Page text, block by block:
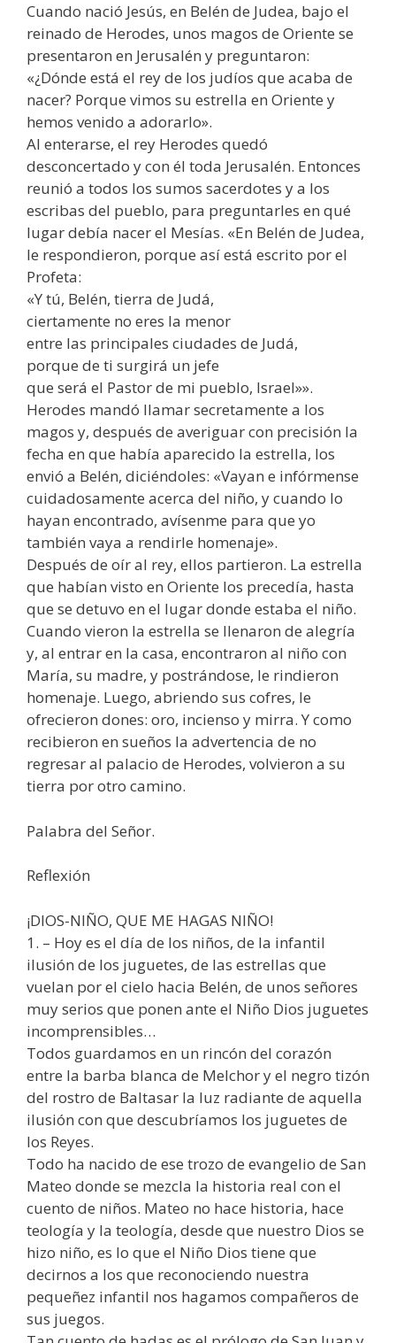
Cuando nació Jesús, en Belén de Judea, bajo el
reinado de Herodes, unos magos de Oriente se
presentaron en Jerusalén y preguntaron:
«¿Dónde está el rey de los judíos que acaba de
nacer? Porque vimos su estrella en Oriente y
hemos venido a adorarlo».
Al enterarse, el rey Herodes quedó
desconcertado y con él toda Jerusalén. Entonces
reunió a todos los sumos sacerdotes y a los
escribas del pueblo, para preguntarles en qué
lugar debía nacer el Mesías. «En Belén de Judea,
le respondieron, porque así está escrito por el
Profeta:
«Y tú, Belén, tierra de Judá,
ciertamente no eres la menor
entre las principales ciudades de Judá,
porque de ti surgirá un jefe
que será el Pastor de mi pueblo, Israel»».
Herodes mandó llamar secretamente a los
magos y, después de averiguar con precisión la
fecha en que había aparecido la estrella, los
envió a Belén, diciéndoles: «Vayan e infórmense
cuidadosamente acerca del niño, y cuando lo
hayan encontrado, avísenme para que yo
también vaya a rendirle homenaje».
Después de oír al rey, ellos partieron. La estrella
que habían visto en Oriente los precedía, hasta
que se detuvo en el lugar donde estaba el niño.
Cuando vieron la estrella se llenaron de alegría
y, al entrar en la casa, encontraron al niño con
María, su madre, y postrándose, le rindieron
homenaje. Luego, abriendo sus cofres, le
ofrecieron dones: oro, incienso y mirra. Y como
recibieron en sueños la advertencia de no
regresar al palacio de Herodes, volvieron a su
tierra por otro camino.
Palabra del Señor.
Reflexión
¡DIOS-NIÑO, QUE ME HAGAS NIÑO!
1. – Hoy es el día de los niños, de la infantil
ilusión de los juguetes, de las estrellas que
vuelan por el cielo hacia Belén, de unos señores
muy serios que ponen ante el Niño Dios juguetes
incomprensibles…
Todos guardamos en un rincón del corazón
entre la barba blanca de Melchor y el negro tizón
del rostro de Baltasar la luz radiante de aquella
ilusión con que descubríamos los juguetes de
los Reyes.
Todo ha nacido de ese trozo de evangelio de San
Mateo donde se mezcla la historia real con el
cuento de niños. Mateo no hace historia, hace
teología y la teología, desde que nuestro Dios se
hizo niño, es lo que el Niño Dios tiene que
decirnos a los que reconociendo nuestra
pequeñez infantil nos hagamos compañeros de
sus juegos.